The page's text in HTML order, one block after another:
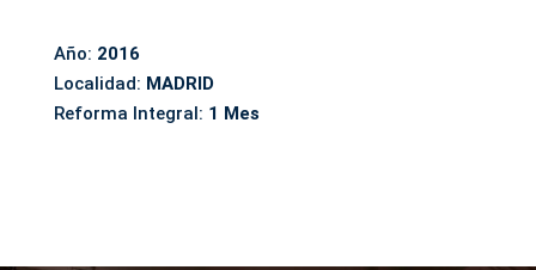
Año: 2016
Localidad: MADRID
Reforma Integral: 1 Mes